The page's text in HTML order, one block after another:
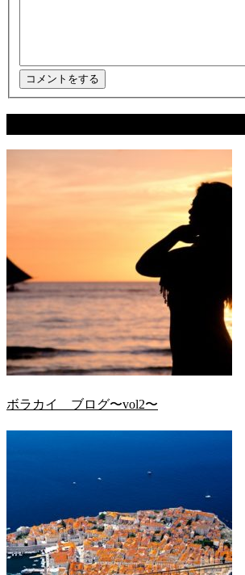
ボラカイ ブログ〜vol2〜